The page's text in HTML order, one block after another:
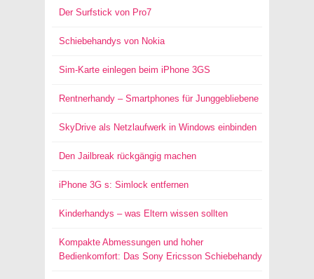
Der Surfstick von Pro7
Schiebehandys von Nokia
Sim-Karte einlegen beim iPhone 3GS
Rentnerhandy – Smartphones für Junggebliebene
SkyDrive als Netzlaufwerk in Windows einbinden
Den Jailbreak rückgängig machen
iPhone 3G s: Simlock entfernen
Kinderhandys – was Eltern wissen sollten
Kompakte Abmessungen und hoher
Bedienkomfort: Das Sony Ericsson Schiebehandy